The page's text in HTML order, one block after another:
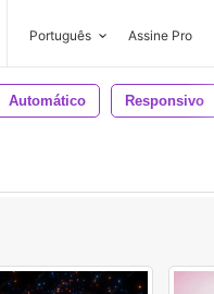
Português Assine Pro
Automático Responsivo